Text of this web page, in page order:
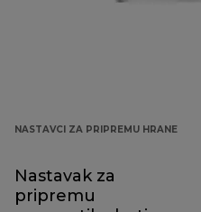
NASTAVCI ZA PRIPREMU HRANE
Nastavak za
pripremu